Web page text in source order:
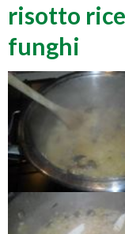
risotto
funghi